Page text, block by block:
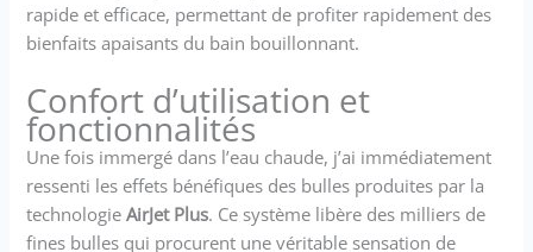
rapide et efficace, permettant de profiter rapidement des
bienfaits apaisants du bain bouillonnant.
Confort d’utilisation et
fonctionnalités
Une fois immergé dans l’eau chaude, j’ai immédiatement
ressenti les effets bénéfiques des bulles produites par la
technologieAirJet Plus. Ce système libère des milliers de
fines bulles qui procurent une véritable sensation de